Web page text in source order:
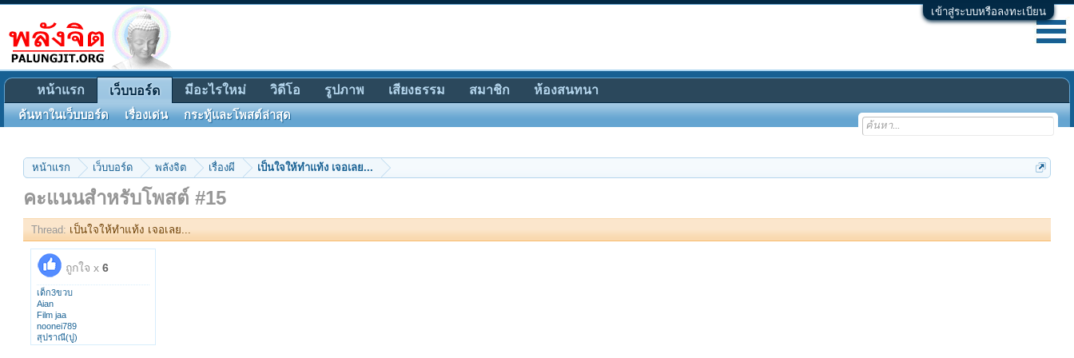
เข้าสู่ระบบหรือลงทะเบียน
หน้าแรก เว็บบอร์ด พลังจิต เรื่องผี เป็นใจให้ทำแท้ง เจอเลย...
คะแนนสำหรับโพสต์ #15
Thread: เป็นใจให้ทำแท้ง เจอเลย...
ถูกใจ x 6
เด็ก3ขวบ
Aian
Film jaa
noonei789
สุปราณี(ปู)
beethayu
หน้าแรก เว็บบอร์ด
ค้นหาในเว็บบอร์ด เรื่องเด่น กระทู้และโพสต์ล่าสุด
มีอะไรใหม่ วิดีโอ รูปภาพ เสียงธรรม สมาชิก ห้องสนทนา